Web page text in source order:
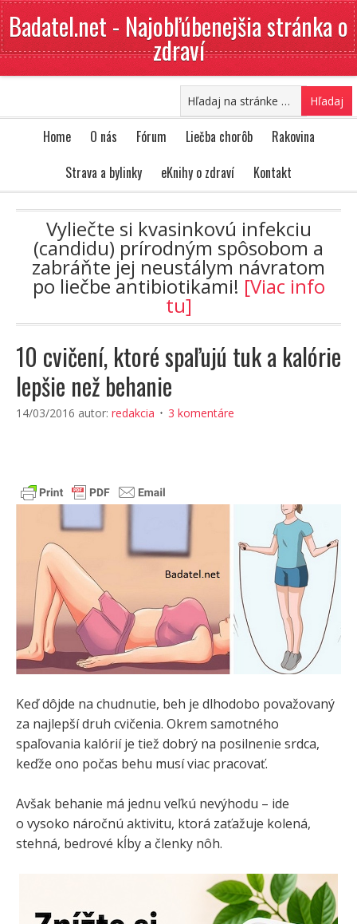
Badatel.net - Najobľúbenejšia stránka o
zdraví
Home O nás Fórum Liečba chorôb
Rakovina
Strava a bylinky
eKnihy o zdraví Kontakt
Vyliečte si kvasinkovú infekciu
(candidu) prírodným spôsobom a
zabráňte jej neustálym návratom
po liečbe antibiotikami! [Viac info
tu]
10 cvičení, ktoré spaľujú tuk a kalórie
lepšie než behanie
14/03/2016 autor: redakcia 3 komentáre
Keď dôjde na chudnutie, beh je dlhodobo považovaný
za najlepší druh cvičenia. Okrem samotného
spaľovania kalórií je tiež dobrý na posilnenie srdca,
keďže ono počas behu musí viac pracovať.
Avšak behanie má jednu veľkú nevýhodu – ide
o vysoko náročnú aktivitu, ktorá zaťažuje kolená,
stehná, bedrové kĺby a členky nôh.